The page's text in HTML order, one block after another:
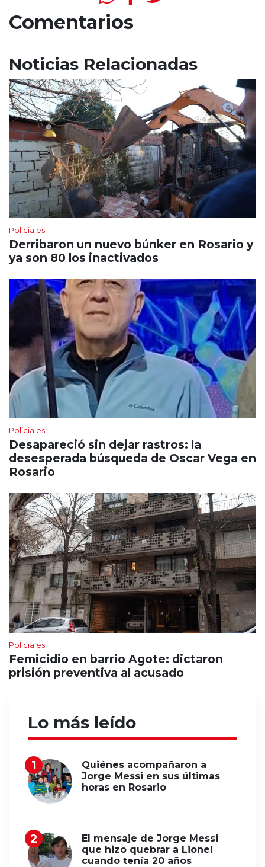
Comentarios
Noticias Relacionadas
Policiales
Derribaron un nuevo búnker en Rosario y
ya son 80 los inactivados
Policiales
Desapareció sin dejar rastros: la
desesperada búsqueda de Oscar Vega en
Rosario
Policiales
Femicidio en barrio Agote: dictaron
prisión preventiva al acusado
Lo más leído
Quiénes acompañaron a
Jorge Messi en sus últimas
horas en Rosario
El mensaje de Jorge Messi
que hizo quebrar a Lionel
cuando tenía 20 años